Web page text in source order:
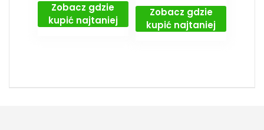
Zobacz gdzie
kupić najtaniej
Zobacz gdzie
kupić najtaniej